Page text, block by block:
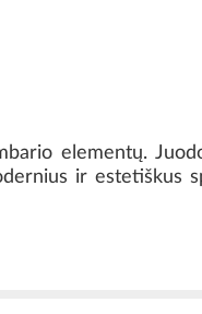
elementų.
ir